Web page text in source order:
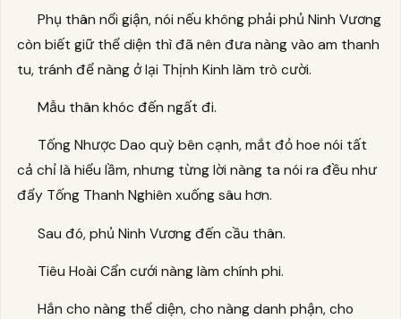
Phụ thân nổi giận, nói nếu không phải phủ Ninh Vương
còn biết giữ thể diện thì đã nên đưa nàng vào am thanh
tu, tránh để nàng ở lại Thịnh Kinh làm trò cười.
Mẫu thân khóc đến ngất đi.
Tống Nhược Dao quỳ bên cạnh, mắt đỏ hoe nói tất
cả chỉ là hiểu lầm, nhưng từng lời nàng ta nói ra đều như
đẩy Tống Thanh Nghiên xuống sâu hơn.
Sau đó, phủ Ninh Vương đến cầu thân.
Tiêu Hoài Cẩn cưới nàng làm chính phi.
Hắn cho nàng thể diện, cho nàng danh phận, cho